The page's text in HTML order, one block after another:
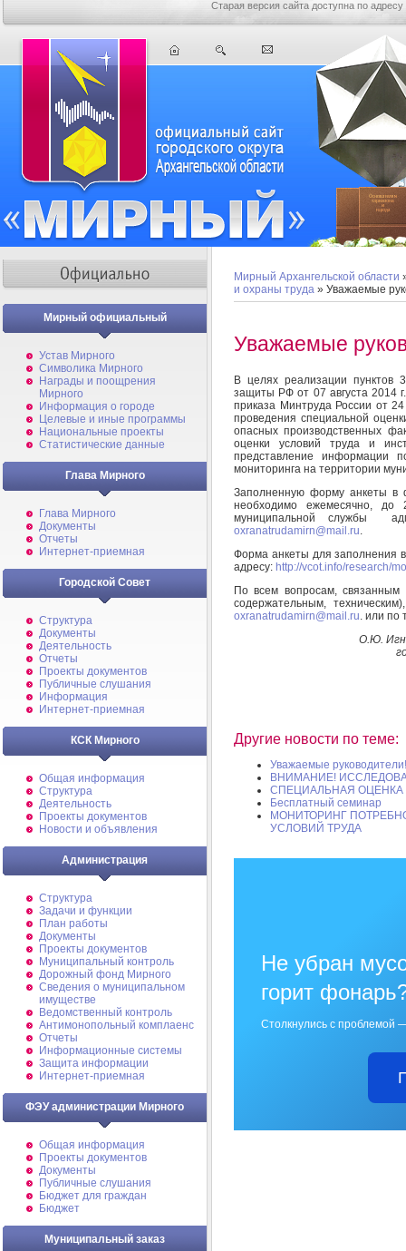
Старая версия сайта доступна по адресу
Мирный официальный
Устав Мирного
Символика Мирного
Награды и поощрения
Мирного
Информация о городе
Целевые и иные программы
Национальные проекты
Статистические данные
Глава Мирного
Глава Мирного
Документы
Отчеты
Интернет-приемная
Городской Совет
Структура
Документы
Деятельность
Отчеты
Проекты документов
Публичные слушания
Информация
Интернет-приемная
КСК Мирного
Общая информация
Структура
Деятельность
Проекты документов
Новости и объявления
Администрация
Структура
Задачи и функции
План работы
Документы
Проекты документов
Муниципальный контроль
Дорожный фонд Мирного
Cведения о муниципальном
имуществе
Ведомственный контроль
Антимонопольный комплаенс
Отчеты
Информационные системы
Защита информации
Интернет-приемная
ФЭУ администрации Мирного
Общая информация
Проекты документов
Документы
Публичные слушания
Бюджет для граждан
Бюджет
Муниципальный заказ
Мирный Архангельской области
и охраны труда » Уважаемые
Уважаемые
В целях реализации пунктов
защиты РФ от 07 августа 2014
приказа Минтруда России от
проведения специальной
опасных производственных
оценки условий труда и
представление информации
мониторинга на территории
Заполненную форму анкеты в
необходимо ежемесячно,
муниципальной службы
oxranatrudamirn@mail.ru
Форма анкеты для заполнения
адресу: http://vcot.info/research/
По всем вопросам, связанным
содержательным,
oxranatrudamirn@mail.ru . или
О.Ю.
Другие новости по теме:
Уважаемые руководители!
ВНИМАНИЕ!
СПЕЦИАЛЬНАЯ
Бесплатный семинар
МОНИТОРИНГ
УСЛОВИЙ ТРУДА
Не убран
горит
Столкнулись с проблемой